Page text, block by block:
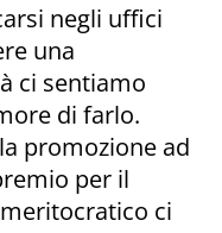
negli uffici
una
ci sentiamo
di farlo.
promozione ad
per il
ci